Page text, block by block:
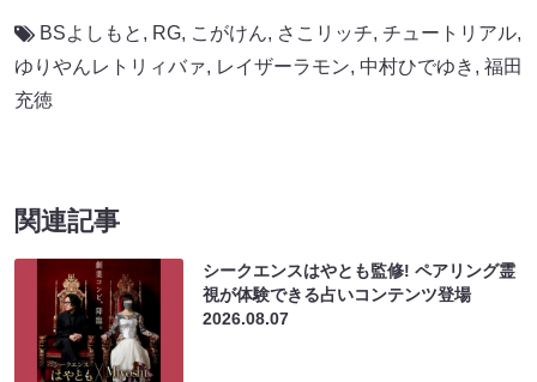
BSよしもと , RG, こがけん, さこリッチ, チュートリアル,
ゆりやんレトリィバァ, レイザーラモン, 中村ひでゆき , 福田
充徳
関連記事
シークエンスはやとも監修! ペアリング霊
視が体験できる占いコンテンツ登場
2026.08.07